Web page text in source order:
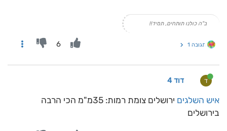
ב"ה כולנו תותחים, תמיד!!
תגובה 1 6
ד דוד 4
איש השלגים
ירושלים צומת רמות: 35מ"מ הכי הרבה
בירושלים